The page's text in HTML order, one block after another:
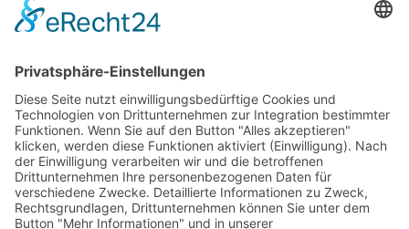
Jetzt vernetzen!
Die ESB auf LinkedIn
Newsletter abonnieren
Events
360° ENTERTAINMENT
eps ARENA SUMMIT
FANCOMMERCE FORUM